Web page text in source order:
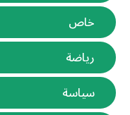
خاص
رياضة
سياسة